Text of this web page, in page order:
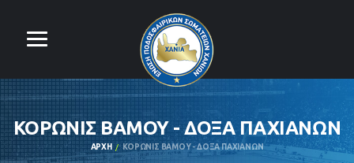
ΚΟΡΩΝΙΣ ΒΑΜΟΥ - ΔΟΞΑ ΠΑΧΙΑΝΩΝ
ΑΡΧΉ ΚΟΡΩΝΙΣ ΒΑΜΟΥ - ΔΟΞΑ ΠΑΧΙΑΝΩΝ